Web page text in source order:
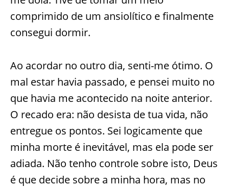
comprimido de um ansiolítico e finalmente
consegui dormir.
Ao acordar no outro dia, senti-me ótimo. O
mal estar havia passado, e pensei muito no
que havia me acontecido na noite anterior.
O recado era: não desista de tua vida, não
entregue os pontos. Sei logicamente que
minha morte é inevitável, mas ela pode ser
adiada. Não tenho controle sobre isto, Deus
é que decide sobre a minha hora, mas no